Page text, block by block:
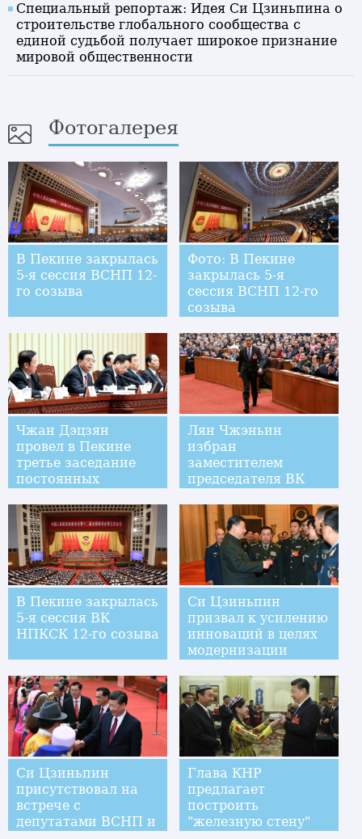
Специальный репортаж: Идея Си Цзиньпина о
строительстве глобального сообщества с
единой судьбой получает широкое признание
мировой общественности
Фотогалерея
В Пекине закрылась
5-я сессия ВСНП 12-
го созыва
Фото: В Пекине
закрылась 5-я
сессия ВСНП 12-го
созыва
Чжан Дэцзян
провел в Пекине
третье заседание
постоянных
президиума 5-й
сессии ВСНП 12-го
созыва
Лян Чжэньин
избран
заместителем
председателя ВК
В Пекине закрылась
5-я сессия ВК
НПКСК 12-го созыва
Си Цзиньпин
призвал к усилению
инноваций в целях
модернизации
Си Цзиньпин
присутствовал на
встрече с
депутатами ВСНП и
Глава КНР
предлагает
построить
"железную стену"